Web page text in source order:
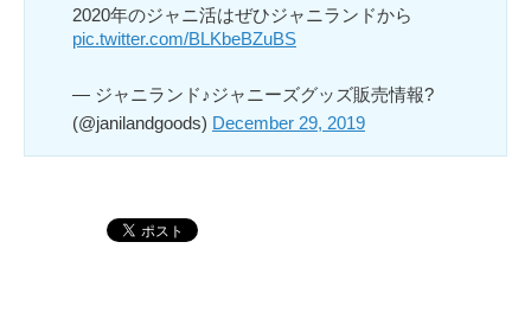
2020年のジャニ活はぜひジャニランドから
pic.twitter.com/BLKbeBZuBS
— ジャニランド♪ジャニーズグッズ販売情報?
(@janilandgoods) December 29, 2019